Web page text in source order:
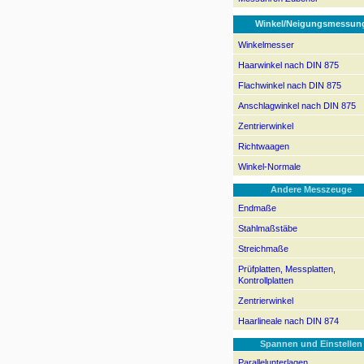
Winkel/
Winkelmesser
Haarwinkel nach DIN 875
Flachwinkel nach DIN 875
Anschlagwinkel nach DIN 875
Zentrierwinkel
Richtwaagen
Winkel-Normale
Andere Messzeuge
Endmaße
Stahlmaßstäbe
Streichmaße
Prüfplatten, Messplatten,
Kontrollplatten
Zentrierwinkel
Haarlineale nach DIN 874
Spannen und Einstellen